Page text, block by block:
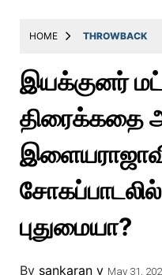
Latest
Throwback
Television
Reviews
Photos
Story
HOME THROWBACK
இயக்குனர்
திரைக்கதை
புதுமையா?
By sankaran v May 31,